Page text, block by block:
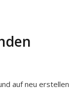
auf neu erstellen